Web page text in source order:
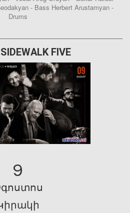
- Bass Herbert Arustamyan -
Drums
FIVE
9